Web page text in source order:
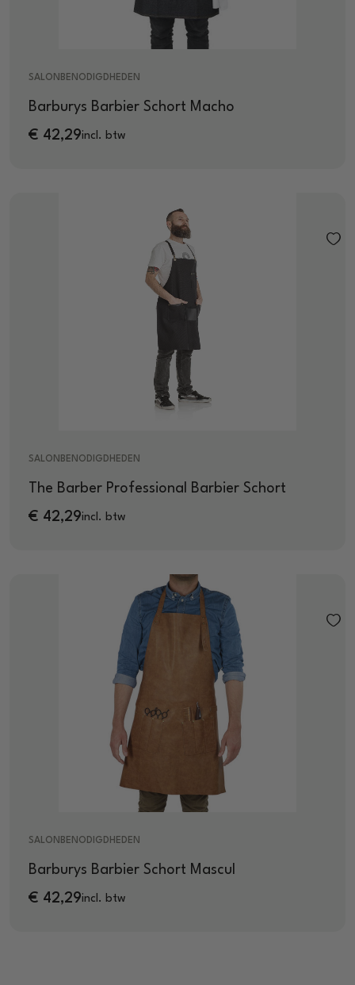
SALONBENODIGDHEDEN
Barburys Barbier Schort Macho
€ 42,29incl. btw
SALONBENODIGDHEDEN
The Barber Professional Barbier Schort
€ 42,29incl. btw
SALONBENODIGDHEDEN
Barburys Barbier Schort Mascul
€ 42,29incl. btw